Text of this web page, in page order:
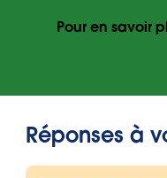
Pour en savoir
Réponses à